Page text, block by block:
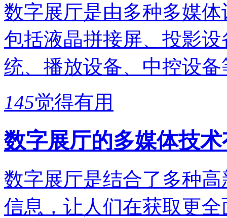
数字展厅是由多种多媒
包括液晶拼接屏、投影
统、播放设备、中控设备
145觉得有用
数字展厅的多媒体技
数字展厅是结合了多种
信息，让人们在获取更